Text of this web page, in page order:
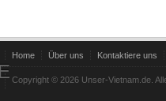
Home Über uns Kontaktiere uns
Copyright © 2026 Unser-Vietnam.de.